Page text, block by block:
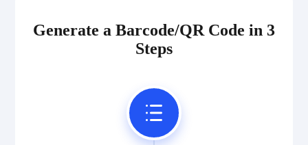
Generate a Barcode/QR Code in 3
Steps